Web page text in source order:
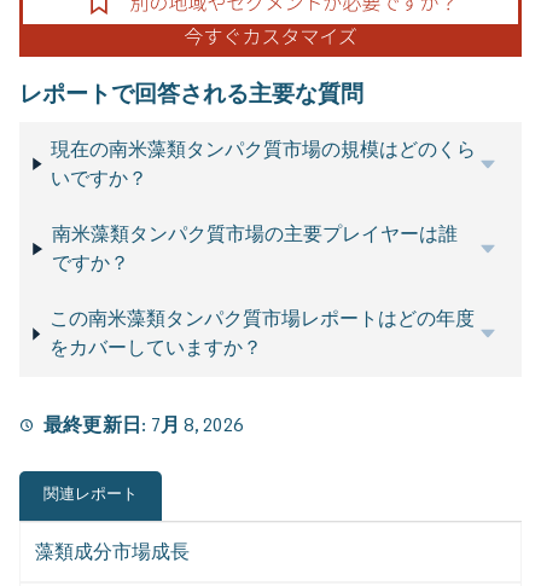
レポートで回答される主要な質問
現在の南米藻類タンパク質市場の規模はどのくら
いですか？
南米藻類タンパク質市場の主要プレイヤーは誰
ですか？
この南米藻類タンパク質市場レポートはどの年度
をカバーしていますか？
最終更新日: 7月 8, 2026
関連レポート
藻類成分市場成長